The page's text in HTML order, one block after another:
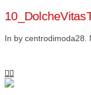
In by centrodimoda28.